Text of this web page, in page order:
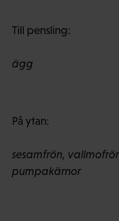
Till pensling:
ägg
På ytan:
sesamfrön,
pumpakärnor